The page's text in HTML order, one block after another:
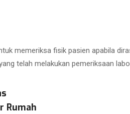
memeriksa fisik pasien apabila
telah melakukan pemeriksaan
Rumah